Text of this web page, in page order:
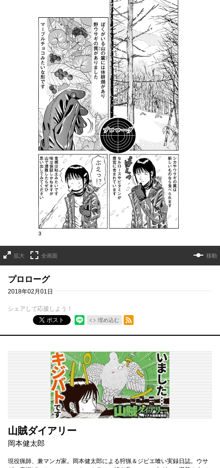
拡大 全画面 移動
プロローグ
2018年02月01日
シェアして応援しよう！
ポスト
埋め込む
RSSフィード
山賊ダイアリー
岡本健太郎
現役猟師、兼マンガ家。岡本健太郎による狩猟＆ジビエ喰い実録日誌。ウサ